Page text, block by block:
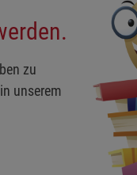
zu
unserem